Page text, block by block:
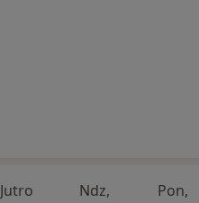
Jutro Ndz, Pon,